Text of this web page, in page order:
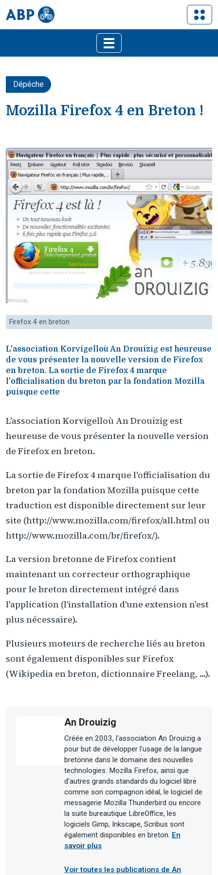
Dépêche
Mozilla Firefox 4 en Breton !
Firefox 4 en breton
L'association Korvigelloù An Drouizig est heureuse
de vous présenter la nouvelle version de Firefox
en breton. La sortie de Firefox 4 marque
l'officialisation du breton par la fondation Mozilla
puisque cette
L'association Korvigelloù An Drouizig est
heureuse de vous présenter la nouvelle version
de Firefox en breton.
La sortie de Firefox 4 marque l'officialisation du
breton par la fondation Mozilla puisque cette
traduction est disponible directement sur leur
site (http://www.mozilla.com/firefox/all.html ou
http://www.mozilla.com/br/firefox/).
La version bretonne de Firefox contient
maintenant un correcteur orthographique
pour le breton directement intégré dans
l'application (l'installation d'une extension n'est
plus nécessaire).
Plusieurs moteurs de recherche liés au breton
sont également disponibles sur Firefox
(Wikipedia en breton, dictionnaire Freelang, ...).
An Drouizig
Créée en 2003, l'association An Drouizig a
pour but de développer l'usage de la langue
bretonne dans le domaine des nouvelles
technologies. Mozilla Firefox, ainsi que
d'autres grands standards du logiciel libre
comme son compagnon idéal, le logiciel de
messagerie Mozilla Thunderbird ou encore
la suite bureautique LibreOffice, les
logiciels Gimp, Inkscape, Scribus sont
également disponibles en breton. En
savoir plus
Voir toutes les publications de An